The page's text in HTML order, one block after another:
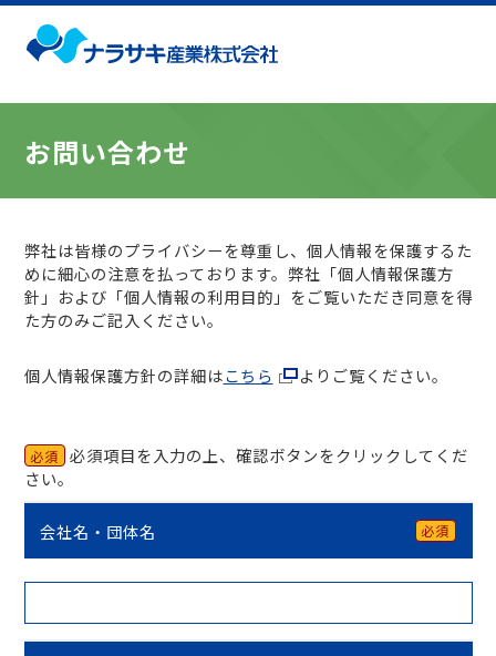
お問い合わせ
弊社は皆様のプライバシーを尊重し、個人情報を保護するた
めに細心の注意を払っております。弊社「個人情報保護方
針」および「個人情報の利用目的」をご覧いただき同意を得
た方のみご記入ください。
個人情報保護方針の詳細はこちら よりご覧ください。
必須
必須項目を入力の上、確認ボタンをクリックしてくだ
さい。
会社名・団体名 必須